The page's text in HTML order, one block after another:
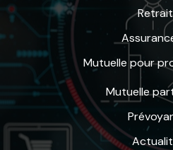
Mutuelle pour
Mutuelle